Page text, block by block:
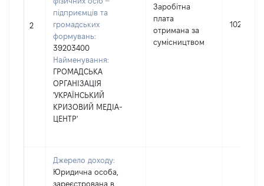
2
підприємців та
громадських
формувань:
39203400
Найменування:
ГРОМАДСЬКА
ОРГАНІЗАЦІЯ
'УКРАЇНСЬКИЙ
КРИЗОВИЙ МЕДІА-
ЦЕНТР'
Заробітна
плата
отримана за
сумісництвом
1020
Джерело доходу:
Юридична особа,
зареєстрована в